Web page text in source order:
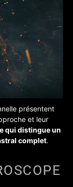
présentent
et leur
qui distingue un
complet.